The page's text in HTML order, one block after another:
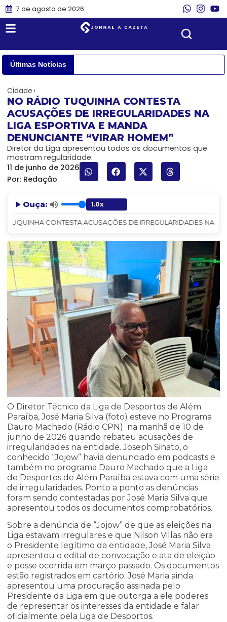
7 de agosto de 2026
Últimas Notícias
Cidade
NO RÁDIO TUQUINHA CONTESTA
ACUSAÇÕES DE IRREGULARIDADES NA
LIGA ESPORTIVA E MANDA
DENUNCIANTE “VIRAR HOMEM”
Diretor da Liga apresentou todos os documentos que
mostram regularidade.
11 de junho de 2026
Por: Redação
Ouça:
CONTESTA ACUSAÇÕES DE IRREGULARIDADES NA
O Diretor Técnico da Liga de Desportos de Além
Paraíba, José Maria Silva (foto) esteve no Programa
Dauro Machado (Rádio CPN) na manhã de 10 de
junho de 2026 quando rebateu acusações de
irregularidades na entidade. Joseph Sinato, o
conhecido “Jojow” havia denunciado em podcasts e
também no programa Dauro Machado que a Liga
de Desportos de Além Paraíba estava com uma série
de irregularidades. Ponto a ponto as denúncias
foram sendo contestadas por José Maria Silva que
apresentou todos os documentos comprobatórios.
Sobre a denúncia de “Jojow” de que as eleições na
Liga estavam irregulares e que Nilson Villas não era
o Presidente legítimo da entidade, José Maria Silva
apresentou o edital de convocação e ata de eleição
e posse ocorrida em março passado. Os documentos
estão registrados em cartório. José Maria ainda
apresentou uma procuração assinada pelo
Presidente da Liga em que outorga a ele poderes
de representar os interesses da entidade e falar
oficialmente pela Liga de Desportos.